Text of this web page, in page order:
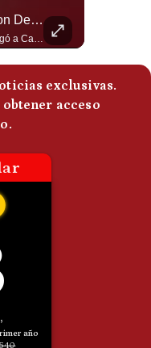
Felipe VI Se Reúne Con De La Espriella Antes De La Investidura | Gestión Mundo